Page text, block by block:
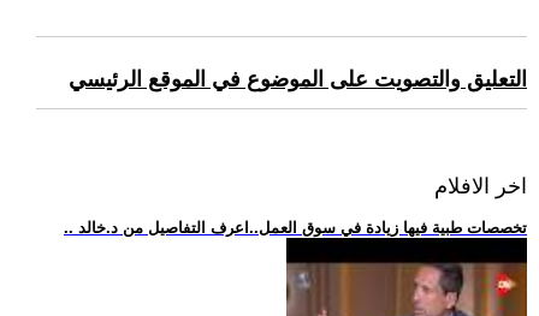
التعليق والتصويت على الموضوع في الموقع الرئيسي
اخر الافلام
.. تخصصات طبية فيها زيادة في سوق العمل..اعرف التفاصيل من د.خالد